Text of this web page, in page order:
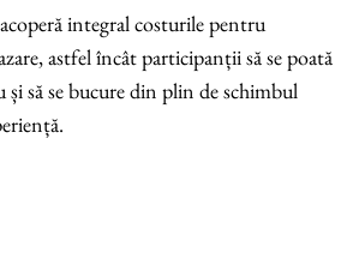
integral costurile pentru
astfel încât participanții să se poată
să se bucure din plin de schimbul